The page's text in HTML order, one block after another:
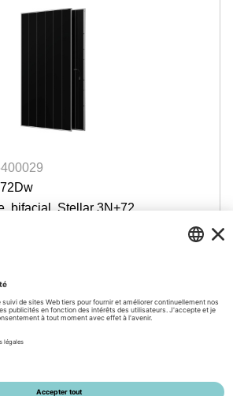
bifacial, Stellar 3N+72
2026 by IBC SOLAR AG